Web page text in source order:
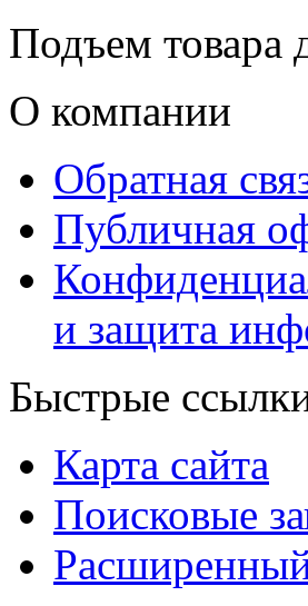
Подъем товара
О компании
Обратная
Публичная
и защита
Быстрые
Карта сайта
Поисковые